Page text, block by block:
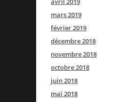
mars 2019
février 2019
décembre 2018
novembre 2018
octobre 2018
juin 2018
mai 2018